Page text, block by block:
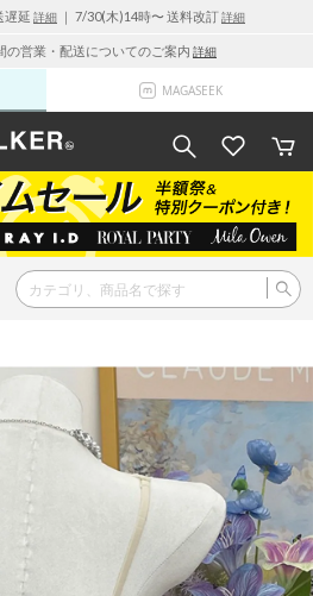
遅延 詳細 ｜ 7/30(木)14時〜 送料改訂詳細
の営業・配送についてのご案内 詳細
MAGASEEK